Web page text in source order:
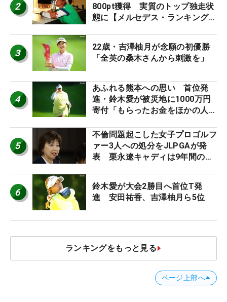
2
800pt獲得 実質のトップ独走状
態に【メルセデス・ランキング番
3
22歳・吉澤柚月が念願の初優勝
「全英の桑木さんから刺激を」
4
あふれる熊本への思い 首位発
進・鈴木愛が被災地に1000万円
寄付「もらったお金をほかの人
5
不倫問題起こした女子プロゴルフ
ァー3人への処分をJLPGAが発
表 栗永遼キャディは9年間の立
6
鈴木愛が大会2勝目へ首位T発
進 安田祐香、吉澤柚月ら5位
ランキングをもっと見る
ページ上部へ